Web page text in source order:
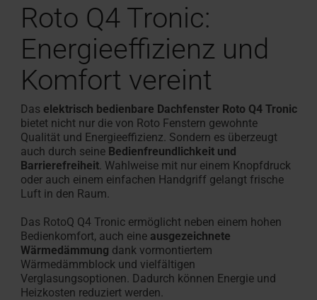
Roto Q4 Tronic:
Energieeffizienz und
Komfort vereint
Das elektrisch bedienbare Dachfenster Roto Q4 Tronic
bietet nicht nur die von Roto Fenstern gewohnte
Qualität und Energieeffizienz. Sondern es überzeugt
auch durch seine Bedienfreundlichkeit und
Barrierefreiheit. Wahlweise mit nur einem Knopfdruck
oder auch einem einfachen Handgriff gelangt frische
Luft in den Raum.
Das RotoQ Q4 Tronic ermöglicht neben einem hohen
Bedienkomfort, auch eine ausgezeichnete
Wärmedämmung dank vormontiertem
Wärmedämmblock und vielfältigen
Verglasungsoptionen. Dadurch können Energie und
Heizkosten reduziert werden.